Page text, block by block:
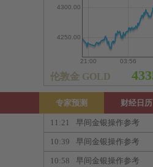
专家预测 财经日历
11:21 早间金银操作参考
10:39 早间金银操作参考
10:58 早间金银操作参考